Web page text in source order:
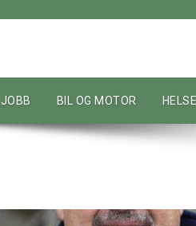
JOBB BIL OG MOTOR HELSE